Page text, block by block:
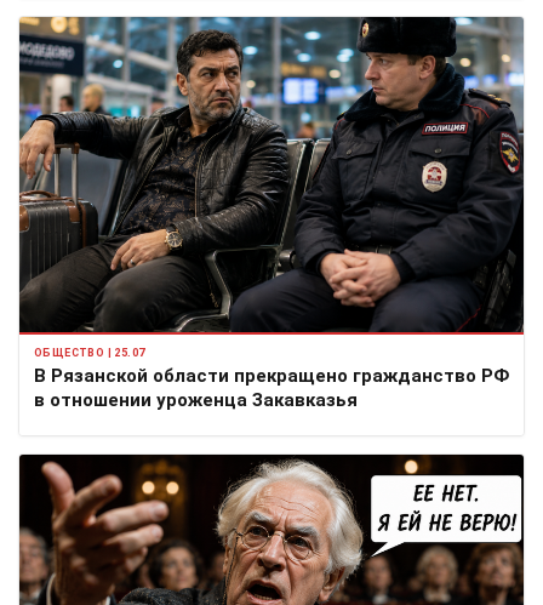
ОБЩЕСТВО | 25.07
В Рязанской области прекращено гражданство РФ
в отношении уроженца Закавказья